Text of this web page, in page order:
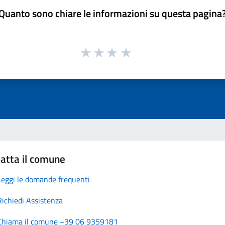
sono chiare le informazioni su questa
il comune
le domande frequenti
Assistenza
il comune +39 06 9359181